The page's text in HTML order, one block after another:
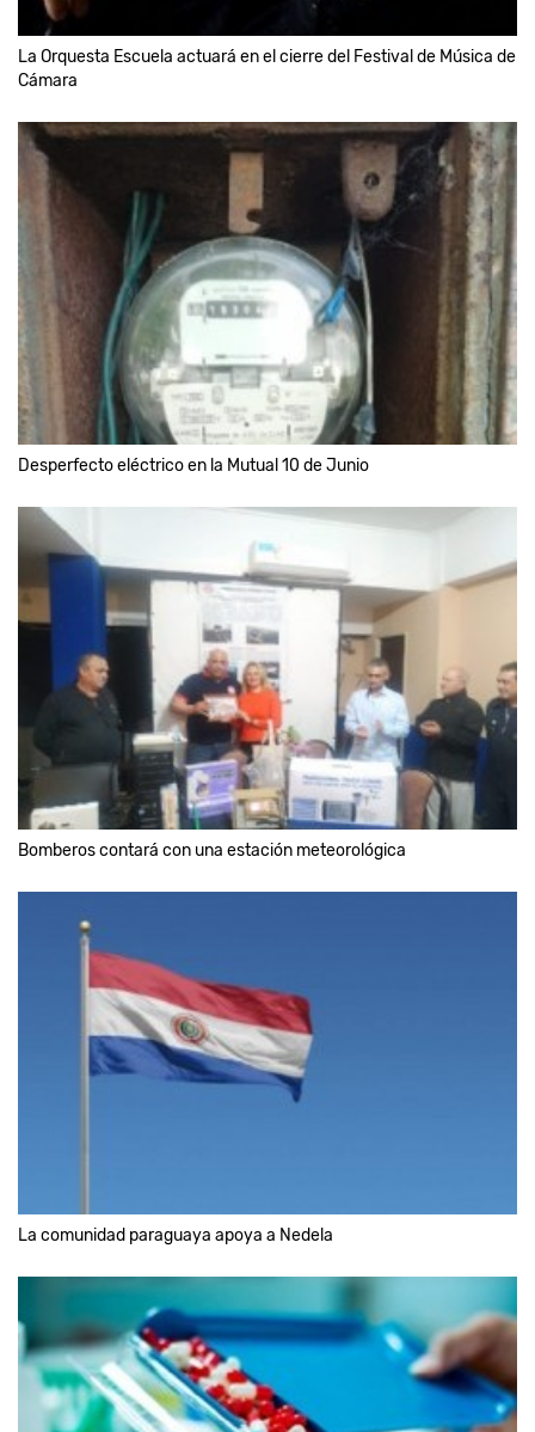
La Orquesta Escuela actuará en el cierre del Festival de Música de
Cámara
Desperfecto eléctrico en la Mutual 10 de Junio
Bomberos contará con una estación meteorológica
La comunidad paraguaya apoya a Nedela